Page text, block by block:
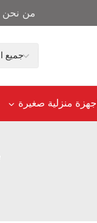
من نحن
اجهزة منزلية صغيرة